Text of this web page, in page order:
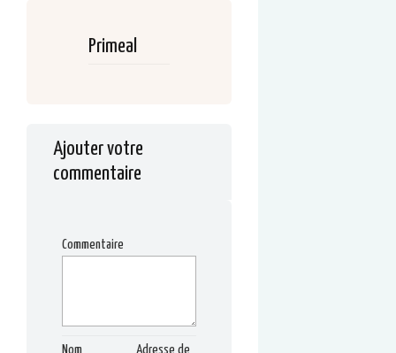
Primeal
Ajouter votre
commentaire
Commentaire
Nom
Adresse de